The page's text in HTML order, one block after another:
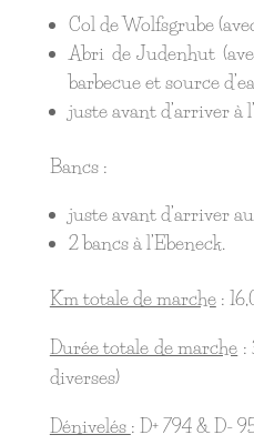
Col de Wolfsgrube
Abri de Judenhut
barbecue et source
juste avant d’arriver à
Bancs :
juste avant d’arriver
2 bancs à l’Ebeneck.
Km totale de marche:
Durée totale de marche :
diverses)
Dénivelés : D+ 794 & D-